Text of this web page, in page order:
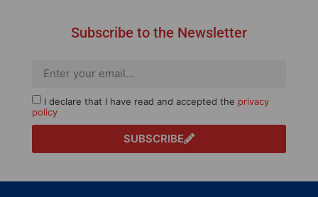
Subscribe to the Newsletter
I declare that I have read and accepted the privacy
policy
SUBSCRIBE